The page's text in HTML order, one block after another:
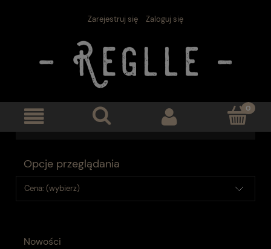
Zarejestruj się Zaloguj się
Opcje przeglądania
Cena: (wybierz)
Nowości